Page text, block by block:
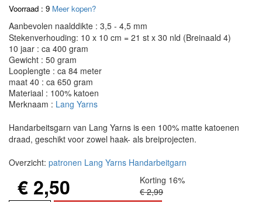
Voorraad : 9 Meer kopen?
Aanbevolen naalddikte : 3,5 - 4,5 mm
Stekenverhouding: 10 x 10 cm = 21 st x 30 nld (Breinaald 4)
10 jaar : ca 400 gram
Gewicht : 50 gram
Looplengte : ca 84 meter
maat 40 : ca 650 gram
Materiaal : 100% katoen
Merknaam : Lang Yarns
Handarbeitsgarn van Lang Yarns is een 100% matte katoenen
draad, geschikt voor zowel haak- als breiprojecten.
Overzicht: patronen Lang Yarns Handarbeitgarn
€ 2,50
Korting 16%
€ 2,99